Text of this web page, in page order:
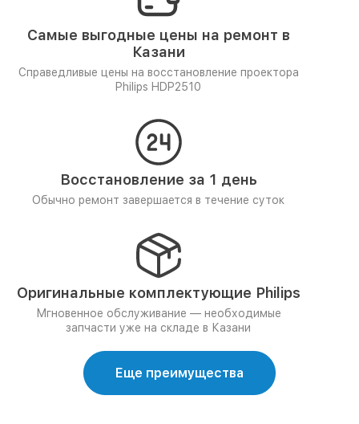
Самые выгодные цены на ремонт в
Казани
Справедливые цены на восстановление проектора
Philips HDP2510
Восстановление за 1 день
Обычно ремонт завершается в течение суток
Оригинальные комплектующие Philips
Мгновенное обслуживание — необходимые
запчасти уже на складе в Казани
Еще преимущества